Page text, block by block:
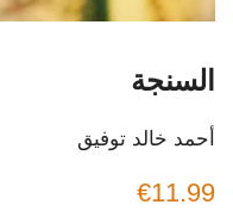
السنجة
أحمد خالد توفيق
€11.99